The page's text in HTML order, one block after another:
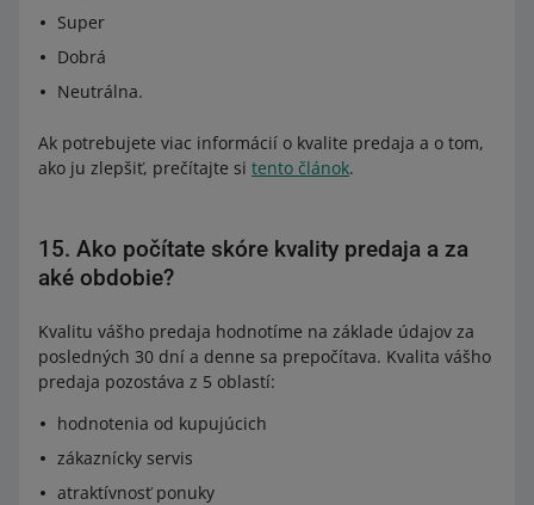
Super
Dobrá
Neutrálna.
Ak potrebujete viac informácií o kvalite predaja a o tom,
ako ju zlepšiť, prečítajte si tento článok.
15. Ako počítate skóre kvality predaja a za
aké obdobie?
Kvalitu vášho predaja hodnotíme na základe údajov za
posledných 30 dní a denne sa prepočítava. Kvalita vášho
predaja pozostáva z 5 oblastí:
hodnotenia od kupujúcich
zákaznícky servis
atraktívnosť ponuky